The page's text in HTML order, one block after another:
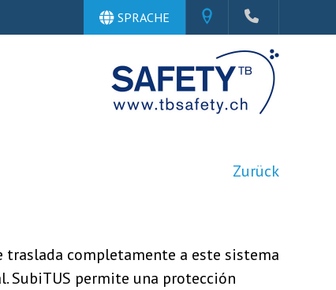
SPRACHE
Zurück
traslada completamente a este sistema
SubiTUS permite una protección